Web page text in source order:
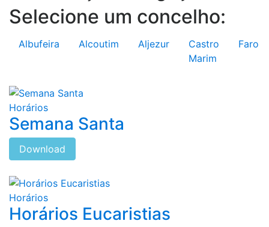
Selecione um concelho:
Albufeira Alcoutim Aljezur
Castro
Marim
Faro
Horários
Semana Santa
Download
Horários
Horários Eucaristias